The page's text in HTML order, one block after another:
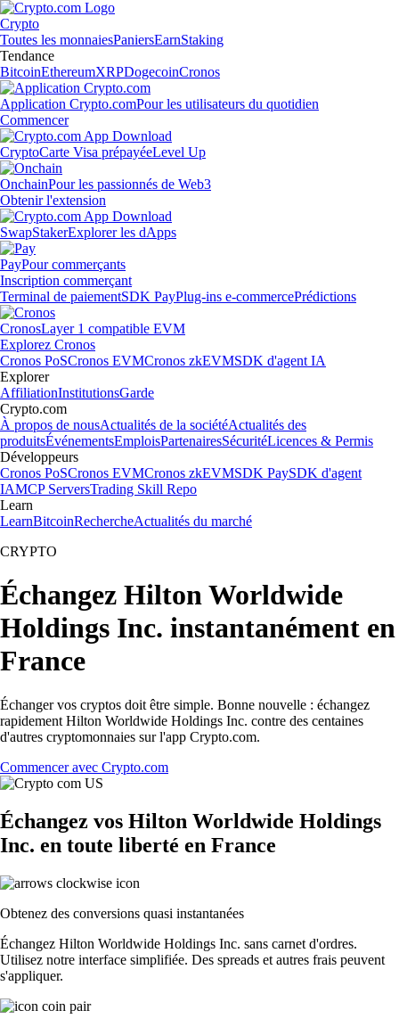
Crypto
Toutes les monnaiesPaniersEarnStaking
Tendance
BitcoinEthereumXRPDogecoinCronos
Application Crypto.comPour les utilisateurs du quotidien
Commencer
CryptoCarte Visa prépayéeLevel Up
OnchainPour les passionnés de Web3
Obtenir l'extension
SwapStakerExplorer les dApps
PayPour commerçants
Inscription commerçant
Terminal de paiementSDK PayPlug-ins e-commercePrédictions
CronosLayer 1 compatible EVM
Explorez Cronos
Cronos PoSCronos EVMCronos zkEVMSDK d'agent IA
Explorer
AffiliationInstitutionsGarde
Crypto.com
À propos de nousActualités de la sociétéActualités des
produitsÉvénementsEmploisPartenairesSécuritéLicences & Permis
Développeurs
Cronos PoSCronos EVMCronos zkEVMSDK PaySDK d'agent
IAMCP ServersTrading Skill Repo
Learn
LearnBitcoinRechercheActualités du marché
CRYPTO
Échangez Hilton Worldwide
Holdings Inc. instantanément en
France
Échanger vos cryptos doit être simple. Bonne nouvelle : échangez
rapidement Hilton Worldwide Holdings Inc. contre des centaines
d'autres cryptomonnaies sur l'app Crypto.com.
Commencer avec Crypto.com
Échangez vos Hilton Worldwide Holdings
Inc. en toute liberté en France
Obtenez des conversions quasi instantanées
Échangez Hilton Worldwide Holdings Inc. sans carnet d'ordres.
Utilisez notre interface simplifiée. Des spreads et autres frais peuvent
s'appliquer.